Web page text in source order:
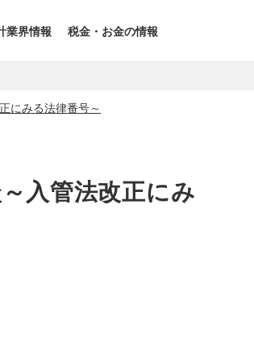
業界情報 税金・お金の情報
にみる法律番号～
入管法改正にみ